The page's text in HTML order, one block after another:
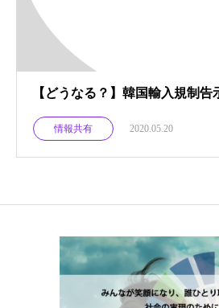
【どうなる？】韓国輸入規制告
情報共有 2020.05.20